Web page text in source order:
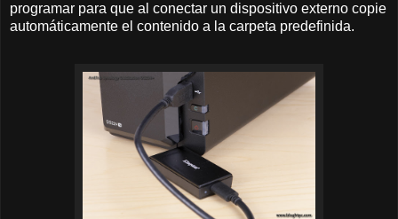
programar para que al conectar un dispositivo externo copie
automáticamente el contenido a la carpeta predefinida.